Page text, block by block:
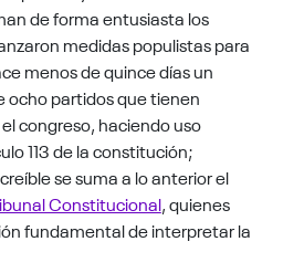
de forma entusiasta los
medidas populistas para
menos de quince días un
ocho partidos que tienen
congreso, haciendo uso
113 de la constitución;
se suma a lo anterior el
Constitucional, quienes
fundamental de interpretar la